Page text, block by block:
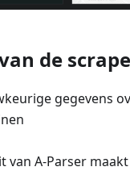
de
gegevens
van A-Parser